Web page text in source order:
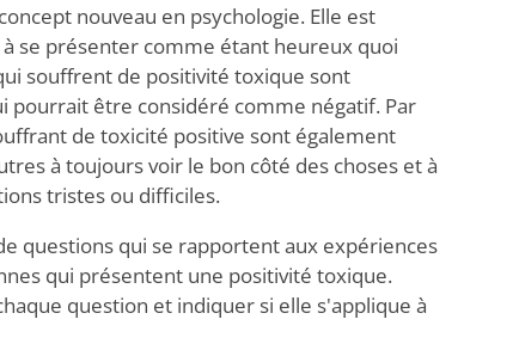
nouveau en psychologie. Elle est
se présenter comme étant heureux quoi
souffrent de positivité toxique sont
pourrait être considéré comme négatif. Par
de toxicité positive sont également
à toujours voir le bon côté des choses et à
tristes ou difficiles.
questions qui se rapportent aux expériences
qui présentent une positivité toxique.
question et indiquer si elle s'applique à